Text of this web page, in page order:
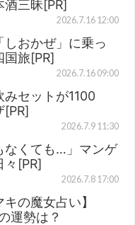
酒三昧[PR]
2026.7.16 12:00
しおかぜ」に乗っ
国旅[PR]
2026.7.16 09:00
セットが1100
[PR]
2026.7.9 11:30
なくても…」マンゲ
々[PR]
2026.7.8 17:00
キの魔女占い】
運勢は？